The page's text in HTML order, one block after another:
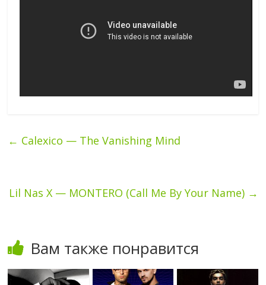
← Calexico — The Vanishing Mind
Lil Nas X — MONTERO (Call Me By Your Name) →
Вам также понравится